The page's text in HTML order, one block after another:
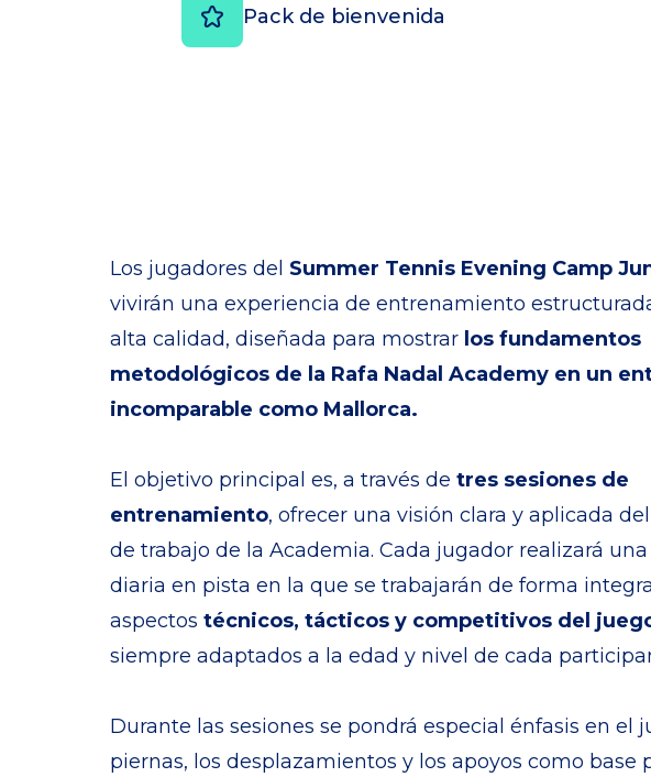
Pack de bienvenida
Los jugadores del Summer Tennis Evening Camp
vivirán una experiencia de entrenamiento
alta calidad, diseñada para mostrar los fundamentos
metodológicos de la Rafa Nadal Academy en un
incomparable como Mallorca.
El objetivo principal es, a través de tres sesiones de
entrenamiento, ofrecer una visión clara y aplicada
de trabajo de la Academia. Cada jugador realizará una
diaria en pista en la que se trabajarán de forma
aspectos técnicos, tácticos y competitivos del
siempre adaptados a la edad y nivel de cada
Durante las sesiones se pondrá especial énfasis en el
piernas, los desplazamientos y los apoyos como base